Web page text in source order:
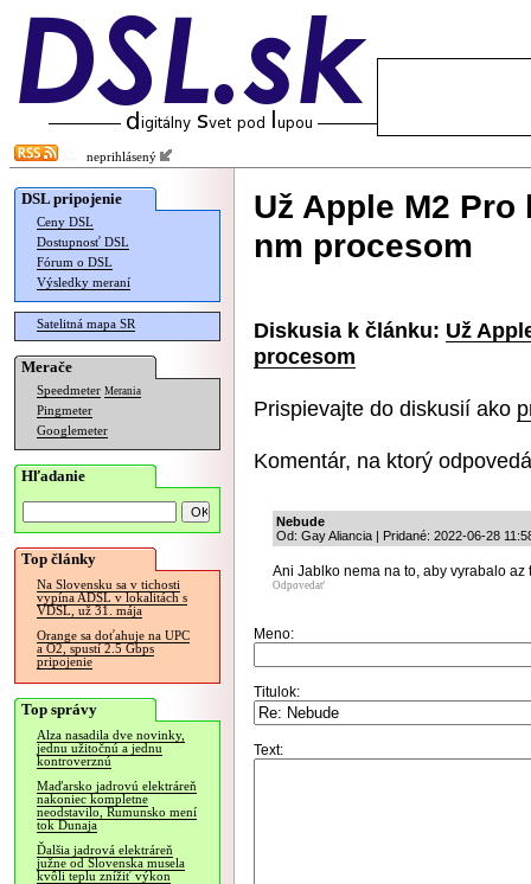
neprihlásený
DSL pripojenie
Ceny DSL
Dostupnosť DSL
Fórum o DSL
Výsledky meraní
Satelitná mapa SR
Merače
Speedmeter Merania
Pingmeter
Googlemeter
Hľadanie
Top články
Na Slovensku sa v tichosti
vypína ADSL v lokalitách s
VDSL, už 31. mája
Orange sa doťahuje na UPC
a O2, spustí 2.5 Gbps
pripojenie
Top správy
Alza nasadila dve novinky,
jednu užitočnú a jednu
kontroverznú
Maďarsko jadrovú elektráreň
nakoniec kompletne
neodstavilo, Rumunsko mení
tok Dunaja
Ďalšia jadrová elektráreň
južne od Slovenska musela
kvôli teplu znížiť výkon
Už Apple M2
nm procesom
Diskusia k článku: Už
procesom
Prispievajte do diskusií ako
Komentár, na ktorý
Nebude
Od: Gay Aliancia | Pridané: 2022-06-28
Ani Jablko nema na to, aby vyrabalo az
Odpovedať
Meno:
Titulok:
Text: